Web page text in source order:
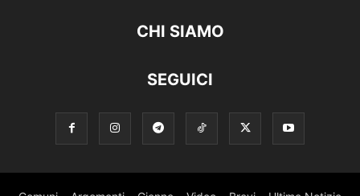
CHI SIAMO
SEGUICI